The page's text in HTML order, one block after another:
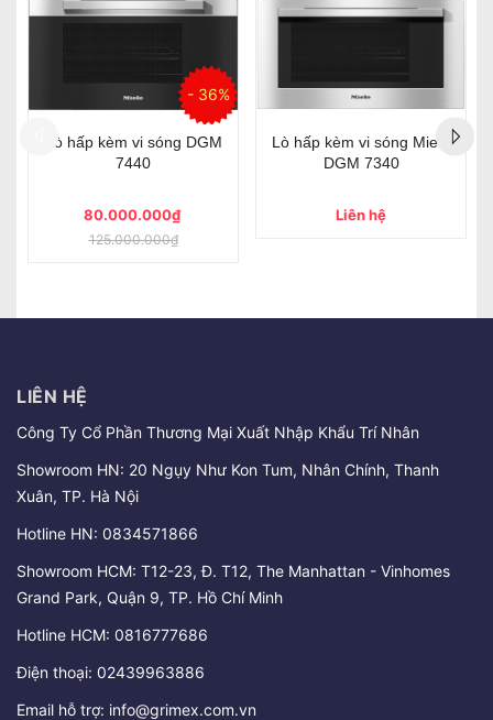
Lò hấp kèm vi sóng Miele
DGM 7640
Liên hệ
Lò hấp kèm vi sóng Miele
DGM 7840
Liên hệ
LIÊN HỆ
Công Ty Cổ Phần Thương Mại Xuất Nhập Khẩu Trí Nhân
Showroom HN: 20 Ngụy Như Kon Tum, Nhân Chính, Thanh
Xuân, TP. Hà Nội
Hotline HN: 0834571866
Showroom HCM: T12-23, Đ. T12, The Manhattan - Vinhomes
Grand Park, Quận 9, TP. Hồ Chí Minh
Hotline HCM: 0816777686
Điện thoại: 02439963886
Email hỗ trợ: info@grimex.com.vn